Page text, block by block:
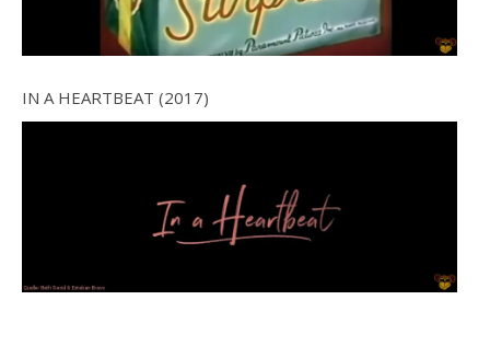
IN A HEARTBEAT (2017)